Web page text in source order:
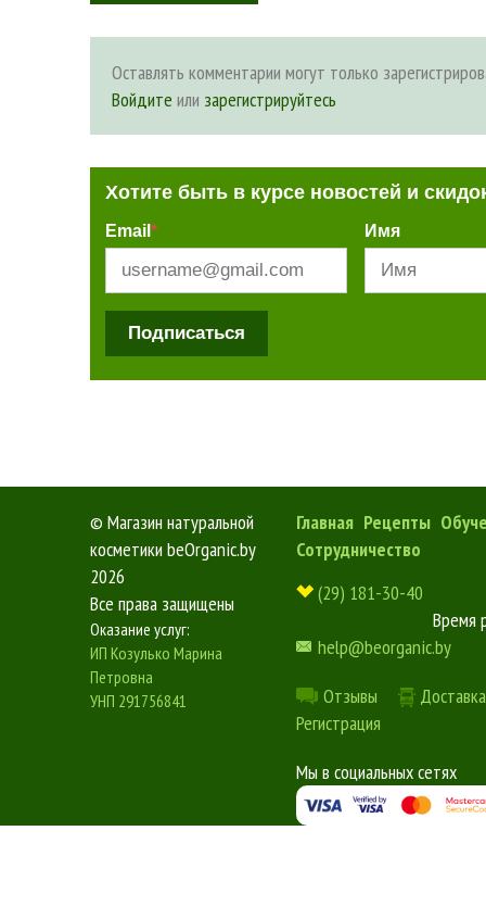
Оставлять комментарии могут только
Войдите или зарегистрируйтесь
Хотите быть в курсе новостей и
Email * Имя
Подписаться
© Магазин натуральной
косметики beOrganic.by
2026
Все права защищены
Оказание услуг:
ИП Козулько Марина
Петровна
УНП 291756841
Главная Рецепты
Сотрудничество
(29) 181-30-40
Время
help@beorganic.by
Отзывы
Регистрация
Мы в социальных сетях